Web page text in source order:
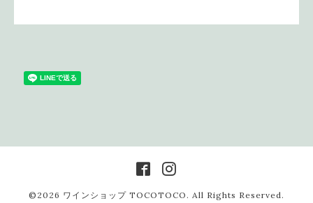
©2026 ワインショップ TOCOTOCO . All Rights Reserved.